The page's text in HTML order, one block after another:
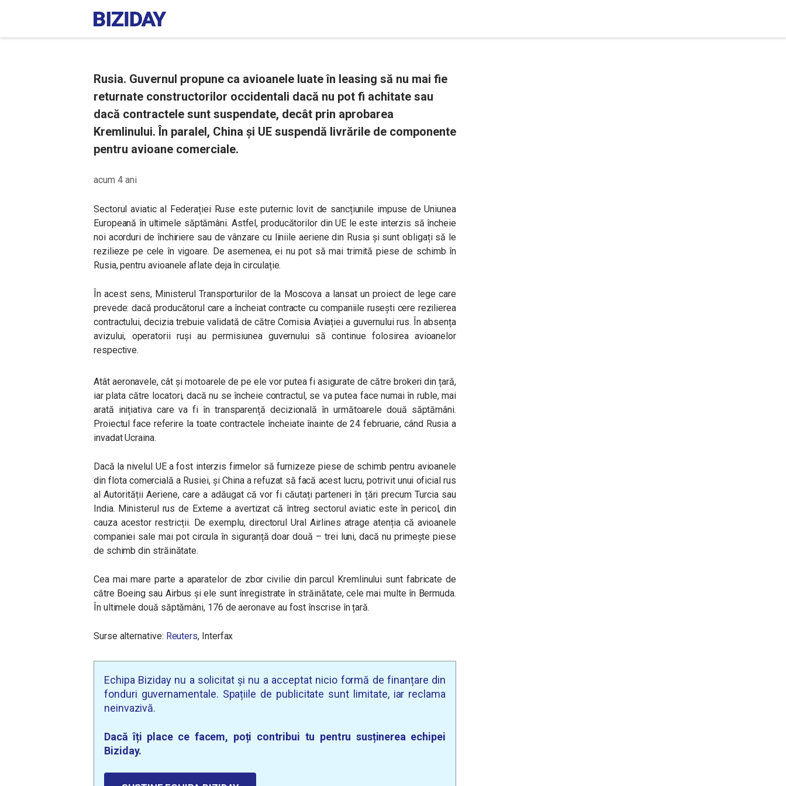
Rusia. Guvernul propune ca avioanele luate în leasing să nu mai fie
returnate constructorilor occidentali dacă nu pot fi achitate sau
dacă contractele sunt suspendate, decât prin aprobarea
Kremlinului. În paralel, China și UE suspendă livrările de componente
pentru avioane comerciale.
acum 4 ani
Sectorul aviatic al Federației Ruse este puternic lovit de sancțiunile impuse de Uniunea
Europeană în ultimele săptămâni. Astfel, producătorilor din UE le este interzis să încheie
noi acorduri de închiriere sau de vânzare cu liniile aeriene din Rusia și sunt obligați să le
rezilieze pe cele în vigoare. De asemenea, ei nu pot să mai trimită piese de schimb în
Rusia, pentru avioanele aflate deja în circulație.
În acest sens, Ministerul Transporturilor de la Moscova a lansat un proiect de lege care
prevede: dacă producătorul care a încheiat contracte cu companiile rusești cere rezilierea
contractului, decizia trebuie validată de către Comisia Aviației a guvernului rus. În absența
avizului, operatorii ruși au permisiunea guvernului să continue folosirea avioanelor
respective.
Atât aeronavele, cât și motoarele de pe ele vor putea fi asigurate de către brokeri din țară,
iar plata către locatori, dacă nu se încheie contractul, se va putea face numai în ruble, mai
arată inițiativa care va fi în transparență decizională în următoarele două săptămâni.
Proiectul face referire la toate contractele încheiate înainte de 24 februarie, când Rusia a
invadat Ucraina.
Dacă la nivelul UE a fost interzis firmelor să furnizeze piese de schimb pentru avioanele
din flota comercială a Rusiei, și China a refuzat să facă acest lucru, potrivit unui oficial rus
al Autorității Aeriene, care a adăugat că vor fi căutați parteneri în țări precum Turcia sau
India. Ministerul rus de Externe a avertizat că întreg sectorul aviatic este în pericol, din
cauza acestor restricții. De exemplu, directorul Ural Airlines atrage atenția că avioanele
companiei sale mai pot circula în siguranță doar două – trei luni, dacă nu primește piese
de schimb din străinătate.
Cea mai mare parte a aparatelor de zbor civilie din parcul Kremlinului sunt fabricate de
către Boeing sau Airbus și ele sunt înregistrate în străinătate, cele mai multe în Bermuda.
În ultimele două săptămâni, 176 de aeronave au fost înscrise în țară.
Surse alternative: Reuters, Interfax
Echipa Biziday nu a solicitat și nu a acceptat nicio formă de finanțare din
fonduri guvernamentale. Spațiile de publicitate sunt limitate, iar reclama
neinvazivă.
Dacă îți place ce facem, poți contribui tu pentru susținerea echipei
Biziday.